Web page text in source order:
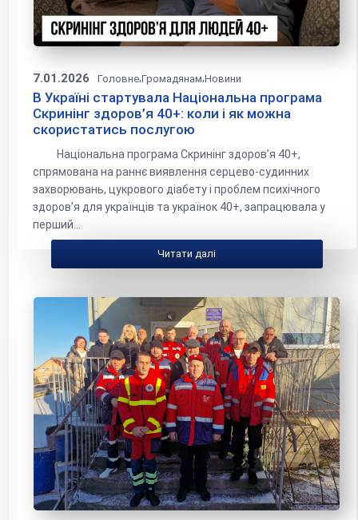
7.01.2026 Головне,Громадянам,Новини
В Україні стартувала Національна програма
Скринінг здоров’я 40+: коли і як можна
скористатись послугою
Національна програма Скринінг здоровʼя 40+,
спрямована на раннє виявлення серцево-судинних
захворювань, цукрового діабету і проблем психічного
здоровʼя для українців та українок 40+, запрацювала у
перший...
Читати далі